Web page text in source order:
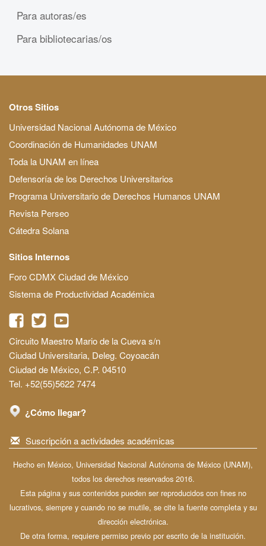
Para autoras/es
Para bibliotecarias/os
Otros Sitios
Universidad Nacional Autónoma de México
Coordinación de Humanidades UNAM
Toda la UNAM en línea
Defensoría de los Derechos Universitarios
Programa Universitario de Derechos Humanos UNAM
Revista Perseo
Cátedra Solana
Sitios Internos
Foro CDMX Ciudad de México
Sistema de Productividad Académica
Circuito Maestro Mario de la Cueva s/n
Ciudad Universitaria, Deleg. Coyoacán
Ciudad de México, C.P. 04510
Tel. +52(55)5622 7474
¿Cómo llegar?
Suscripción a actividades académicas
Hecho en México, Universidad Nacional Autónoma de México (UNAM),
todos los derechos reservados 2016.
Esta página y sus contenidos pueden ser reproducidos con fines no
lucrativos, siempre y cuando no se mutile, se cite la fuente completa y su
dirección electrónica.
De otra forma, requiere permiso previo por escrito de la institución.